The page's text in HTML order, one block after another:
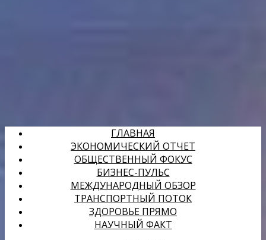
ГЛАВНАЯ
ЭКОНОМИЧЕСКИЙ ОТЧЕТ
ОБЩЕСТВЕННЫЙ ФОКУС
БИЗНЕС-ПУЛЬС
МЕЖДУНАРОДНЫЙ ОБЗОР
ТРАНСПОРТНЫЙ ПОТОК
ЗДОРОВЬЕ ПРЯМО
НАУЧНЫЙ ФАКТ